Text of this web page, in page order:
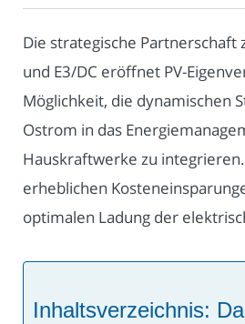
Die strategische Partnerschaft
und E3/DC eröffnet PV-
Möglichkeit, die dynamischen
Ostrom in das
Hauskraftwerke zu
erheblichen
optimalen Ladung der
Inhaltsverzeichnis: